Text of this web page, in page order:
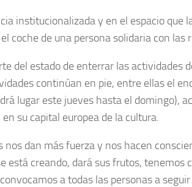
institucionalizada y en el espacio que
coche de una persona solidaria con las
del estado de enterrar las actividades
continúan en pie, entre ellas el
lugar este jueves hasta el domingo),
su capital europea de la cultura.
nos dan más fuerza y nos hacen
está creando, dará sus frutos, tenemos
a todas las personas a